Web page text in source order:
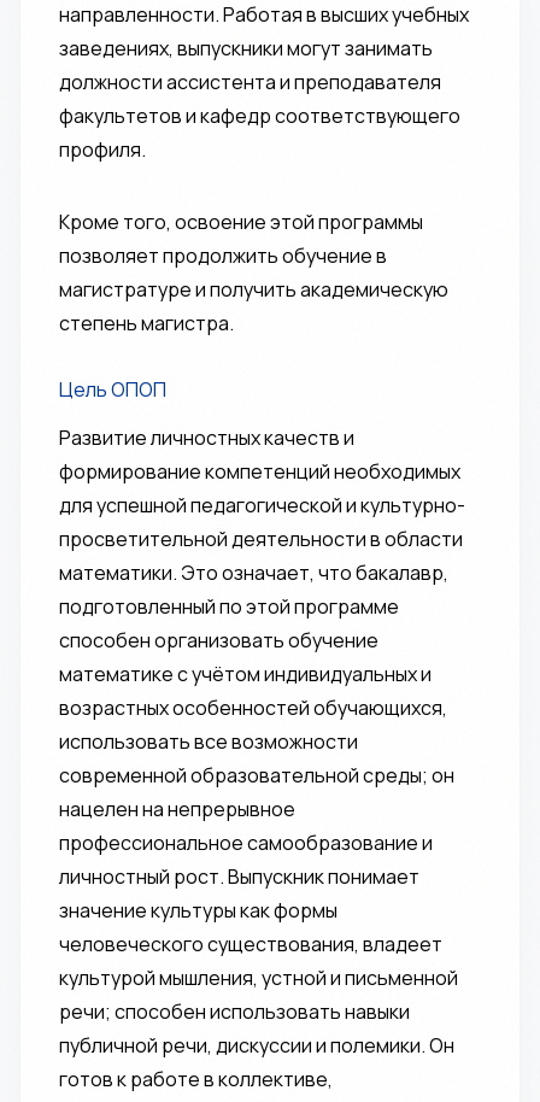
направленности. Работая в высших учебных
заведениях, выпускники могут занимать
должности ассистента и преподавателя
факультетов и кафедр соответствующего
профиля.
Кроме того, освоение этой программы
позволяет продолжить обучение в
магистратуре и получить академическую
степень магистра.
Цель ОПОП
Развитие личностных качеств и
формирование компетенций необходимых
для успешной педагогической и культурно-
просветительной деятельности в области
математики. Это означает, что бакалавр,
подготовленный по этой программе
способен организовать обучение
математике с учётом индивидуальных и
возрастных особенностей обучающихся,
использовать все возможности
современной образовательной среды; он
нацелен на непрерывное
профессиональное самообразование и
личностный рост. Выпускник понимает
значение культуры как формы
человеческого существования, владеет
культурой мышления, устной и письменной
речи; способен использовать навыки
публичной речи, дискуссии и полемики. Он
готов к работе в коллективе,